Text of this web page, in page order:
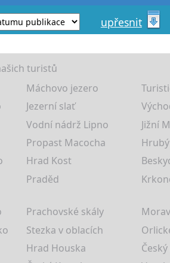
upřesnit
turistů
Máchovo jezero
Jezerní slať
Vodní nádrž Lipno Jižní
Propast Macocha
Hrad Kost
Praděd
Prachovské skály
Stezka v oblacích
Hrad Houska